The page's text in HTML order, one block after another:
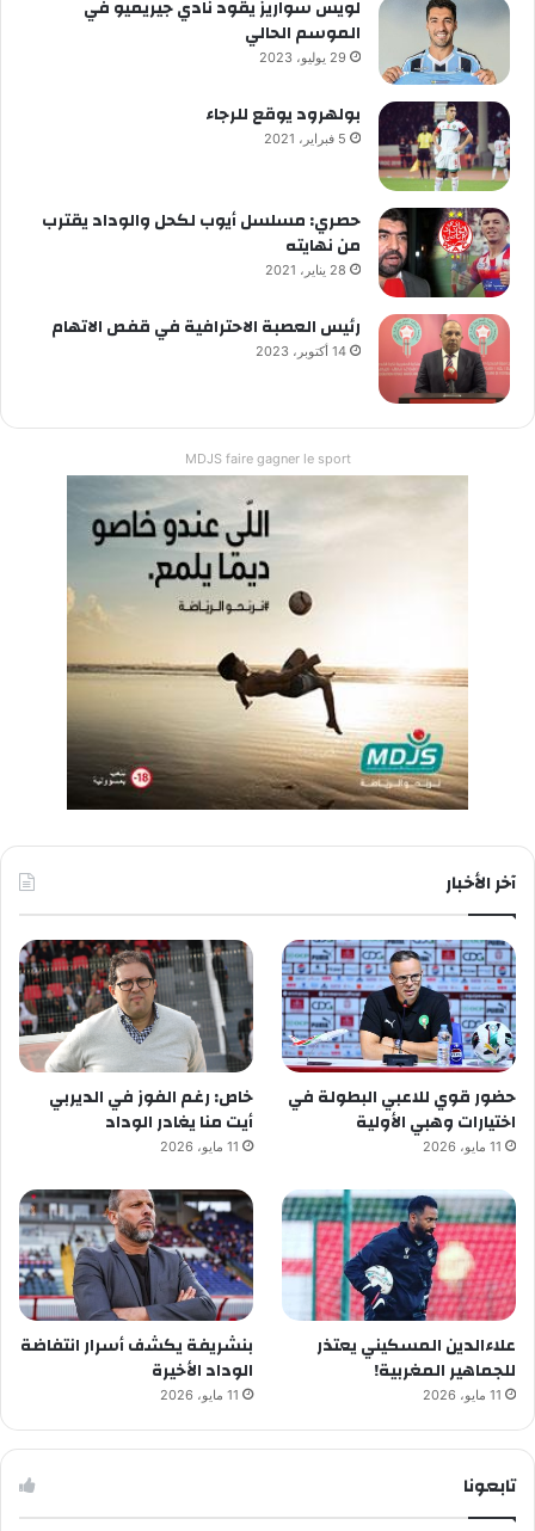
لويس سواريز يقود نادي جيريميو في
الموسم الحالي
29 يوليو، 2023
بولهرود يوقع للرجاء
5 فبراير، 2021
حصري: مسلسل أيوب لكحل والوداد يقترب
من نهايته
28 يناير، 2021
رئيس العصبة الاحترافية في قفص الاتهام
14 أكتوبر، 2023
MDJS faire gagner le sport
آخر الأخبار
حضور قوي للاعبي البطولة في
اختيارات وهبي الأولية
11 مايو، 2026
خاص: رغم الفوز في الديربي
أيت منا يغادر الوداد
11 مايو، 2026
علاءالدين المسكيني يعتذر
للجماهير المغربية!
11 مايو، 2026
بنشريفة يكشف أسرار انتفاضة
الوداد الأخيرة
11 مايو، 2026
تابعونا